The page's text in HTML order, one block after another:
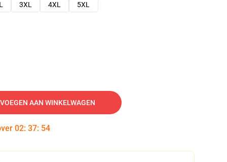
3XL 4XL
5XL
AAN WINKELWAGEN
02: 37: 53